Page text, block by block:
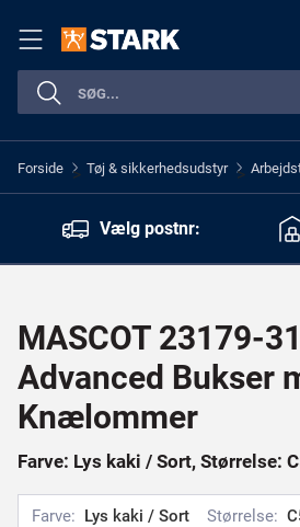
Forside > Tøj & sikkerhedsudstyr >
Vælg postnr:
MASCOT 23179-
Advanced Bukser
Knælommer
Farve: Lys kaki / Sort, Størrelse:
Farve: Lys kaki / Sort Størrelse: